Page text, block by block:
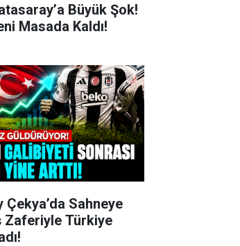
Büyük Şok!
Masada Kaldı!
Çekya’da Sahneye
Zaferiyle Türkiye